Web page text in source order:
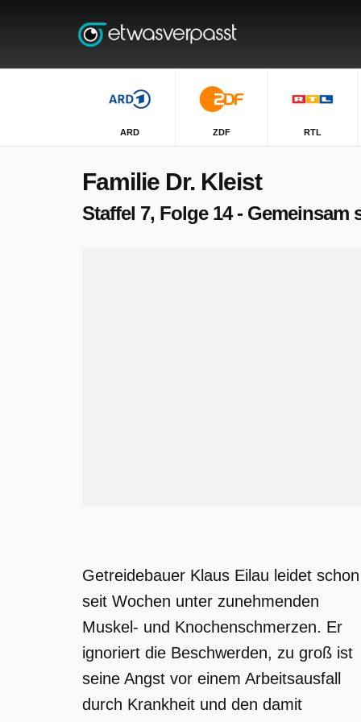
ARD ZDF RTL
Familie Dr. Kleist
Staffel 7, Folge 14 - Gemeinsam
Getreidebauer Klaus Eilau leidet schon
seit Wochen unter zunehmenden
Muskel- und Knochenschmerzen. Er
ignoriert die Beschwerden, zu groß ist
seine Angst vor einem Arbeitsausfall
durch Krankheit und den damit